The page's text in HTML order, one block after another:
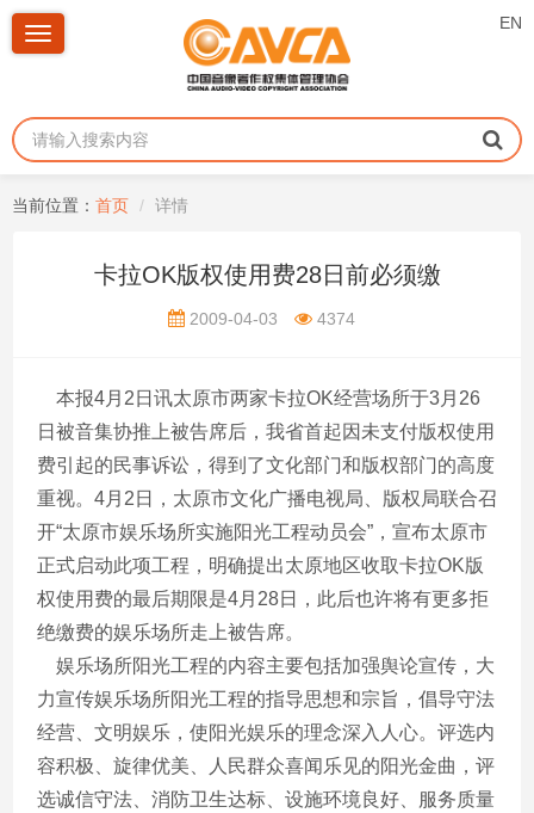
EN
Toggle
当前位置： 首页 详情
卡拉OK版权使用费28日前必须缴
2009-04-03 4374
本报4月2日讯太原市两家卡拉OK经营场所于3月26
日被音集协推上被告席后，我省首起因未支付版权使用
费引起的民事诉讼，得到了文化部门和版权部门的高度
重视。4月2日，太原市文化广播电视局、版权局联合召
开“太原市娱乐场所实施阳光工程动员会”，宣布太原市
正式启动此项工程，明确提出太原地区收取卡拉OK版
权使用费的最后期限是4月28日，此后也许将有更多拒
绝缴费的娱乐场所走上被告席。
娱乐场所阳光工程的内容主要包括加强舆论宣传，大
力宣传娱乐场所阳光工程的指导思想和宗旨，倡导守法
经营、文明娱乐，使阳光娱乐的理念深入人心。评选内
容积极、旋律优美、人民群众喜闻乐见的阳光金曲，评
选诚信守法、消防卫生达标、设施环境良好、服务质量